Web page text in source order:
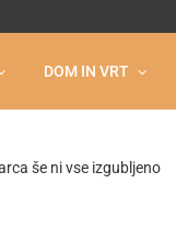
DOM IN VRT
še ni vse izgubljeno